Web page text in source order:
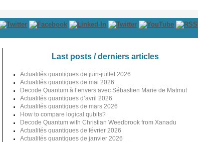
Last posts / derniers articles
Actualités quantiques de juin-juillet 2026
Actualités quantiques de mai 2026
Decode Quantum à l’envers avec Sébastien Marie de Matmut
Actualités quantiques d’avril 2026
Actualités quantiques de mars 2026
How to compare logical qubits?
Decode Quantum with Christian Weedbrook from Xanadu
Actualités quantiques de février 2026
Actualités quantiques de janvier 2026